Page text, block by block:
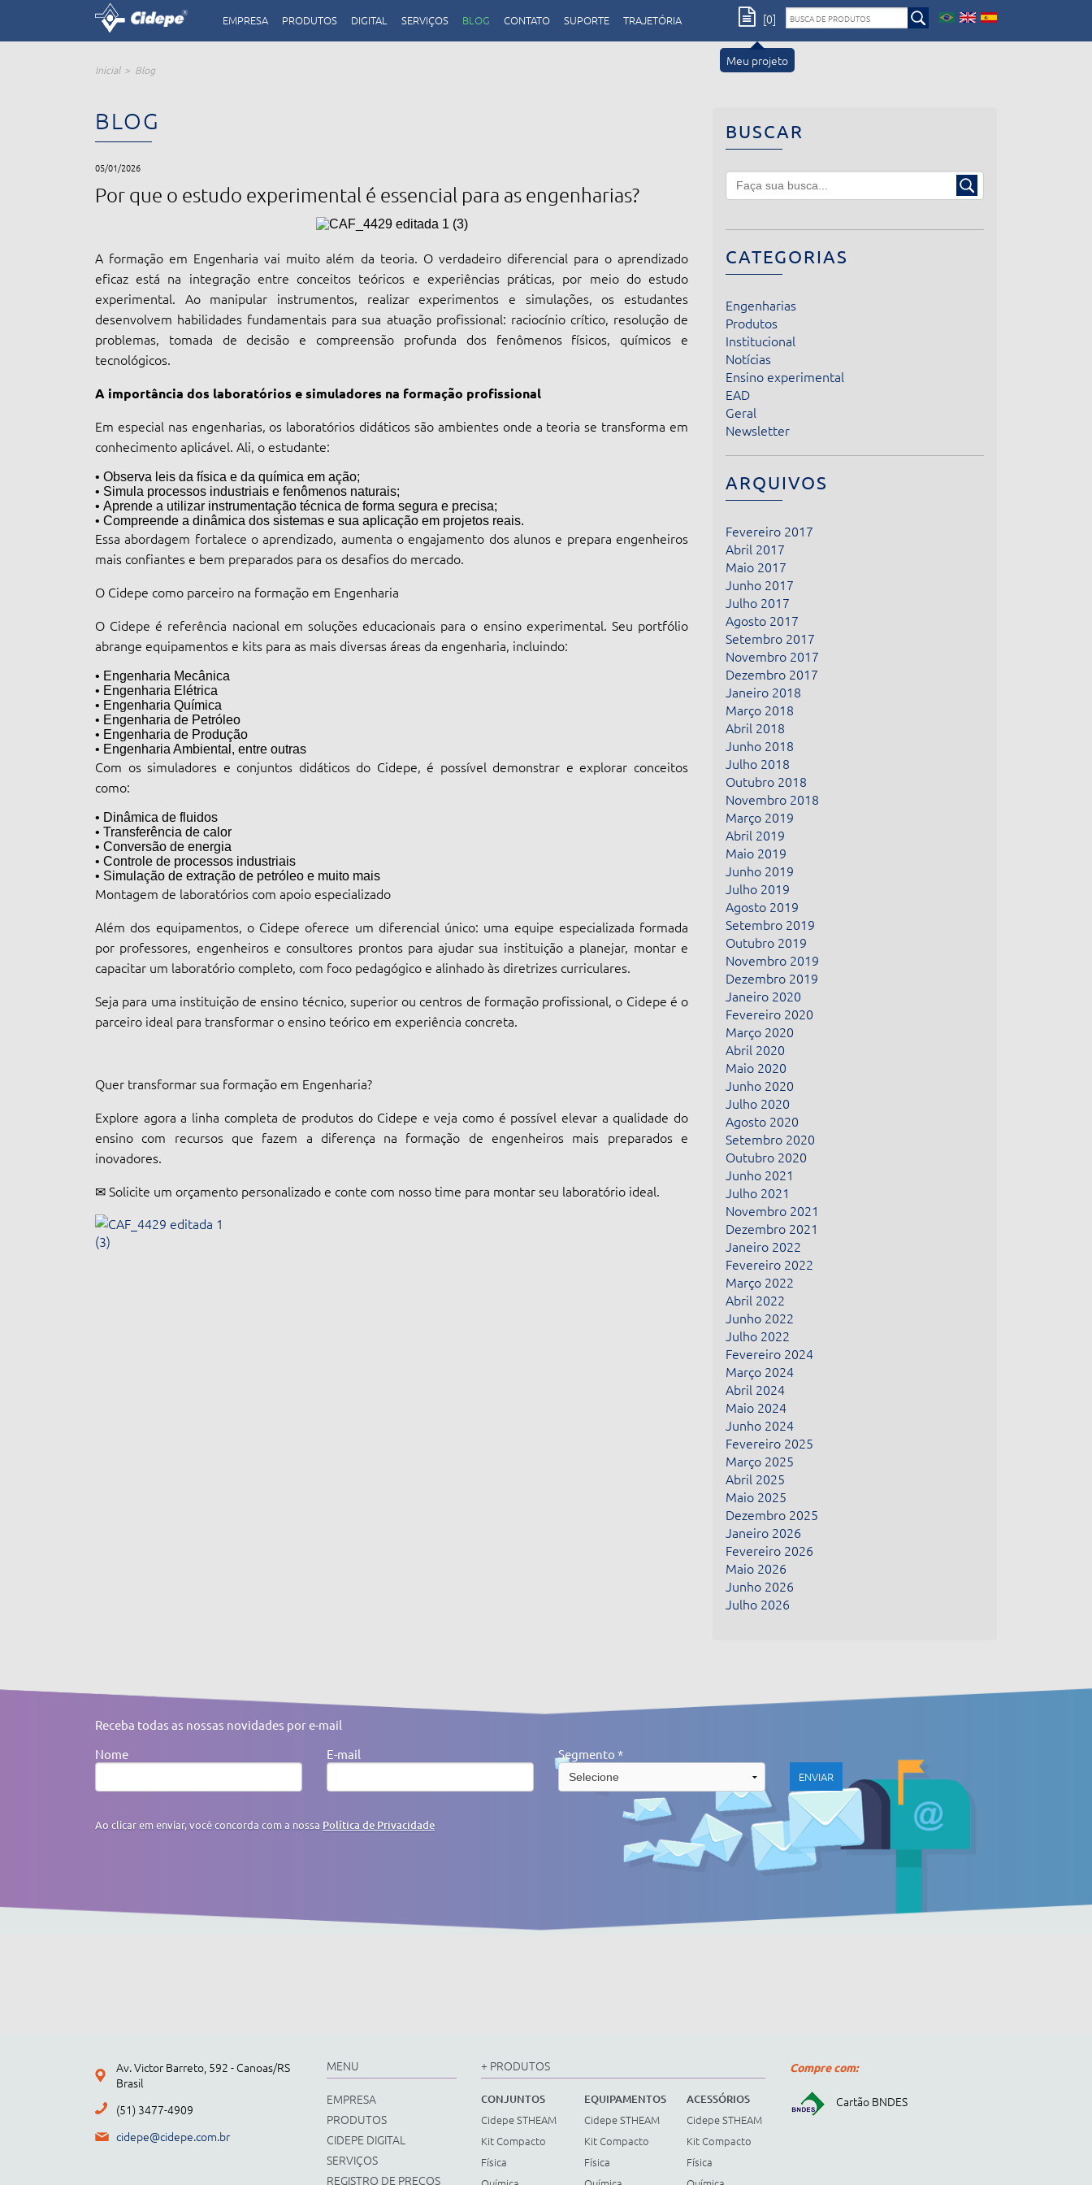
EMPRESA PRODUTOS DIGITAL SERVIÇOS BLOG CONTATO SUPORTE TRAJETÓRIA
Meu projeto
[0]
Inicial Blog
BLOG
05/01/2026
Por que o estudo experimental é essencial para as engenharias?
A formação em Engenharia vai muito além da teoria. O verdadeiro diferencial para o aprendizado
eficaz está na integração entre conceitos teóricos e experiências práticas, por meio do estudo
experimental. Ao manipular instrumentos, realizar experimentos e simulações, os estudantes
desenvolvem habilidades fundamentais para sua atuação profissional: raciocínio crítico, resolução de
problemas, tomada de decisão e compreensão profunda dos fenômenos físicos, químicos e
tecnológicos.
A importância dos laboratórios e simuladores na formação profissional
Em especial nas engenharias, os laboratórios didáticos são ambientes onde a teoria se transforma em
conhecimento aplicável. Ali, o estudante:
• Observa leis da física e da química em ação;
• Simula processos industriais e fenômenos naturais;
• Aprende a utilizar instrumentação técnica de forma segura e precisa;
• Compreende a dinâmica dos sistemas e sua aplicação em projetos reais.
Essa abordagem fortalece o aprendizado, aumenta o engajamento dos alunos e prepara engenheiros
mais confiantes e bem preparados para os desafios do mercado.
O Cidepe como parceiro na formação em Engenharia
O Cidepe é referência nacional em soluções educacionais para o ensino experimental. Seu portfólio
abrange equipamentos e kits para as mais diversas áreas da engenharia, incluindo:
• Engenharia Mecânica
• Engenharia Elétrica
• Engenharia Química
• Engenharia de Petróleo
• Engenharia de Produção
• Engenharia Ambiental, entre outras
Com os simuladores e conjuntos didáticos do Cidepe, é possível demonstrar e explorar conceitos
como:
• Dinâmica de fluidos
• Transferência de calor
• Conversão de energia
• Controle de processos industriais
• Simulação de extração de petróleo e muito mais
Montagem de laboratórios com apoio especializado
Além dos equipamentos, o Cidepe oferece um diferencial único: uma equipe especializada formada
por professores, engenheiros e consultores prontos para ajudar sua instituição a planejar, montar e
capacitar um laboratório completo, com foco pedagógico e alinhado às diretrizes curriculares.
Seja para uma instituição de ensino técnico, superior ou centros de formação profissional, o Cidepe é o
parceiro ideal para transformar o ensino teórico em experiência concreta.
Quer transformar sua formação em Engenharia?
Explore agora a linha completa de produtos do Cidepe e veja como é possível elevar a qualidade do
ensino com recursos que fazem a diferença na formação de engenheiros mais preparados e
inovadores.
✉ Solicite um orçamento personalizado e conte com nosso time para montar seu laboratório ideal.
BUSCAR
CATEGORIAS
Engenharias
Produtos
Institucional
Notícias
Ensino experimental
EAD
Geral
Newsletter
ARQUIVOS
Fevereiro 2017
Abril 2017
Maio 2017
Junho 2017
Julho 2017
Agosto 2017
Setembro 2017
Novembro 2017
Dezembro 2017
Janeiro 2018
Março 2018
Abril 2018
Junho 2018
Julho 2018
Outubro 2018
Novembro 2018
Março 2019
Abril 2019
Maio 2019
Junho 2019
Julho 2019
Agosto 2019
Setembro 2019
Outubro 2019
Novembro 2019
Dezembro 2019
Janeiro 2020
Fevereiro 2020
Março 2020
Abril 2020
Maio 2020
Junho 2020
Julho 2020
Agosto 2020
Setembro 2020
Outubro 2020
Junho 2021
Julho 2021
Novembro 2021
Dezembro 2021
Janeiro 2022
Fevereiro 2022
Março 2022
Abril 2022
Junho 2022
Julho 2022
Fevereiro 2024
Março 2024
Abril 2024
Maio 2024
Junho 2024
Fevereiro 2025
Março 2025
Abril 2025
Maio 2025
Dezembro 2025
Janeiro 2026
Fevereiro 2026
Maio 2026
Junho 2026
Julho 2026
Receba todas as nossas novidades por e-mail
Nome
E-mail Segmento *
Ao clicar em enviar, você concorda com a nossa Política de Privacidade
Av. Victor Barreto, 592 - Canoas/RS
Brasil
(51) 3477-4909
cidepe@cidepe.com.br
MENU
EMPRESA
PRODUTOS
CIDEPE DIGITAL
SERVIÇOS
REGISTRO DE PREÇOS
+ PRODUTOS
CONJUNTOS
Cidepe STHEAM
Kit Compacto
Física
EQUIPAMENTOS
Cidepe STHEAM
Kit Compacto
Física
ACESSÓRIOS
Cidepe STHEAM
Kit Compacto
Física
Compre com:
Cartão BNDES